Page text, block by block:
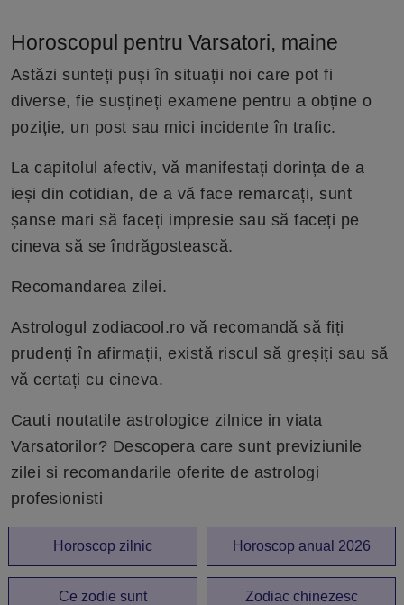
Horoscopul pentru Varsatori, maine
Astăzi sunteți puși în situații noi care pot fi
diverse, fie susțineți examene pentru a obține o
poziție, un post sau mici incidente în trafic.
La capitolul afectiv, vă manifestați dorința de a
ieși din cotidian, de a vă face remarcați, sunt
șanse mari să faceți impresie sau să faceți pe
cineva să se îndrăgostească.
Recomandarea zilei.
Astrologul zodiacool.ro vă recomandă să fiți
prudenți în afirmații, există riscul să greșiți sau să
vă certați cu cineva.
Cauti noutatile astrologice zilnice in viata
Varsatorilor? Descopera care sunt previziunile
zilei si recomandarile oferite de astrologi
profesionisti
Horoscop zilnic Horoscop anual 2026
Ce zodie sunt Zodiac chinezesc